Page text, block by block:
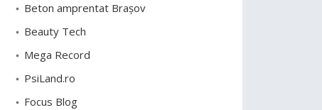
Beton amprentat Brașov
Beauty Tech
Mega Record
PsiLand.ro
Focus Blog